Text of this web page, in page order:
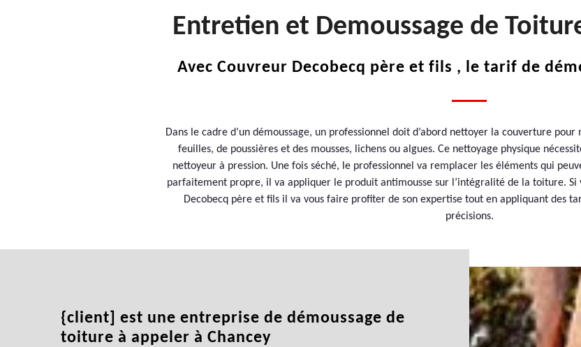
Entretien et Demoussage de
Avec Couvreur Decobecq père et fils , le tarif de
Dans le cadre d’un démoussage, un professionnel doit d’abord nettoyer la couverture
feuilles, de poussières et des mousses, lichens ou algues. Ce nettoyage physique
nettoyeur à pression. Une fois séché, le professionnel va remplacer les éléments qui
parfaitement propre, il va appliquer le produit antimousse sur l’intégralité de la toiture. Si
Decobecq père et fils il va vous faire profiter de son expertise tout en appliquant des
précisions.
{client] est une entreprise de démoussage de
toiture à appeler à Chancey